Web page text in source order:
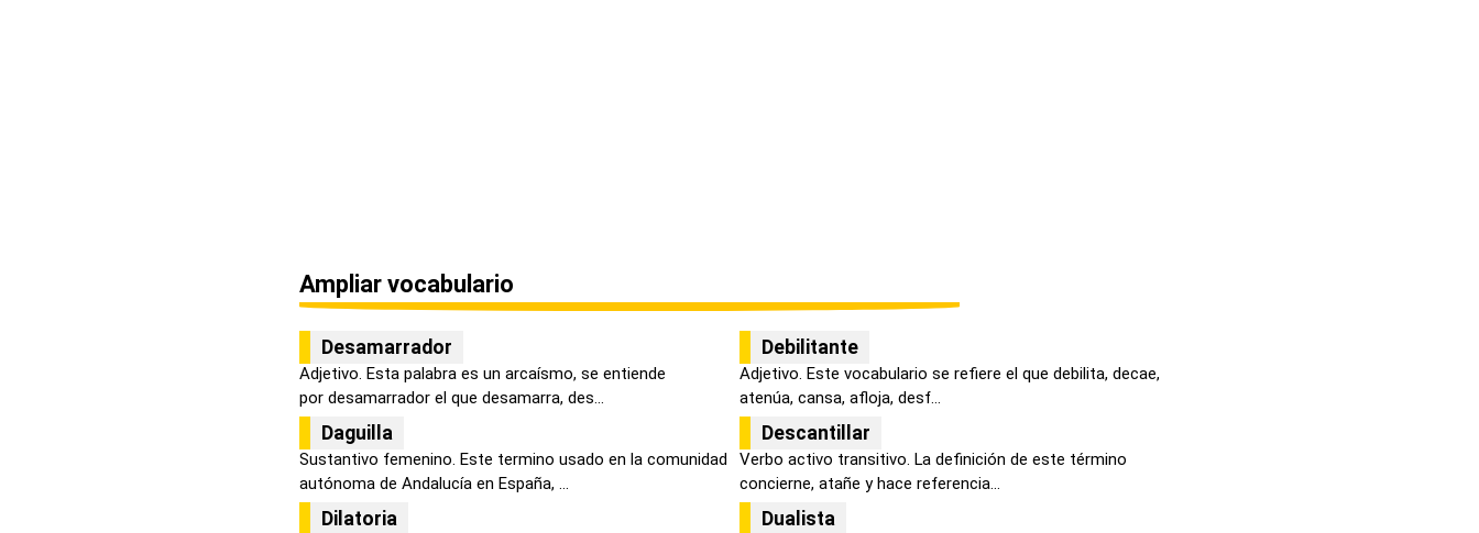
Ampliar vocabulario
Desamarrador
Adjetivo. Esta palabra es un arcaísmo, se entiende
por desamarrador el que desamarra, des...
Debilitante
Adjetivo. Este vocabulario se refiere el que debilita, decae,
atenúa, cansa, afloja, desf...
Daguilla
Sustantivo femenino. Este termino usado en la comunidad
autónoma de Andalucía en España, ...
Descantillar
Verbo activo transitivo. La definición de este término
concierne, atañe y hace referencia...
Dilatoria Dualista